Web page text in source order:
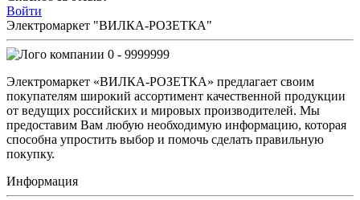
Войти
Электромаркет "ВИЛКА-РОЗЕТКА"
0 - 9999999
Электромаркет «ВИЛКА-РОЗЕТКА» предлагает своим
покупателям широкий ассортимент качественной продукции
от ведущих российских и мировых производителей. Мы
предоставим Вам любую необходимую информацию, которая
способна упростить выбор и помочь сделать правильную
покупку.
Информация